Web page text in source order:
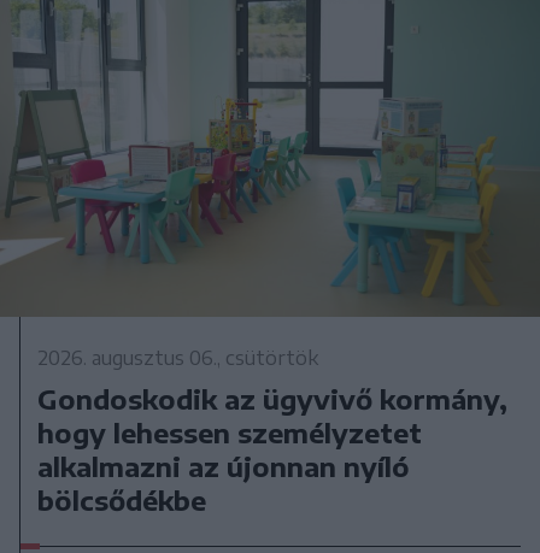
2026. augusztus 06., csütörtök
Gondoskodik az ügyvivő kormány,
hogy lehessen személyzetet
alkalmazni az újonnan nyíló
bölcsődékbe